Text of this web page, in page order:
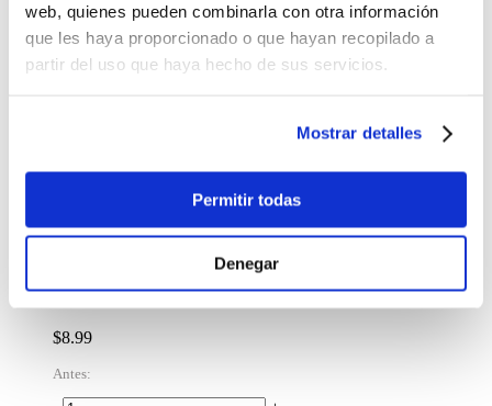
web, quienes pueden combinarla con otra información
que les haya proporcionado o que hayan recopilado a
partir del uso que haya hecho de sus servicios.
Mostrar detalles
Permitir todas
Denegar
Lo quiero
% OFF
Antes:
+
Lo quiero
$8.99
Antes: